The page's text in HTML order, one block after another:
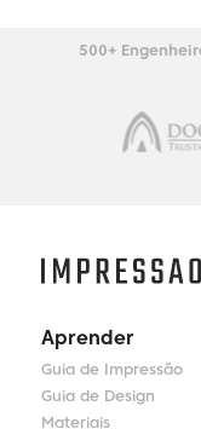
500+
Aprender
Guia de Impressão
Guia de Design
Materiais